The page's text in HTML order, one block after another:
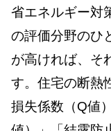
省エネルギー対
の評価分野のひ
が高ければ、そ
す。住宅の断熱
損失係数（Q値